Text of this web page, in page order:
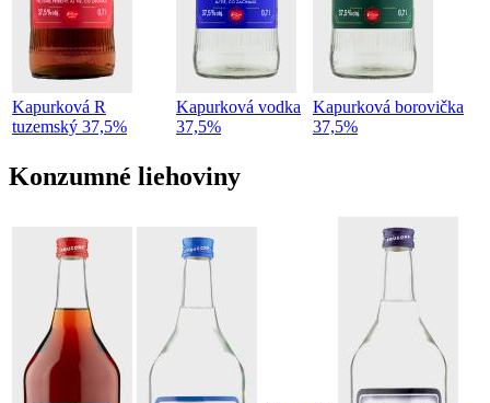
Kapurková R
tuzemský 37,5%
Kapurková vodka
37,5%
Kapurková borovička
37,5%
Konzumné liehoviny